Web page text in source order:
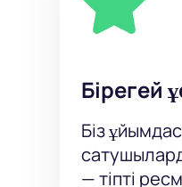
бойы клубтар
мен басқа да
қарсыластар
келетін заманауи
танымал. Кез
Бірегей
Біз
— тіпті